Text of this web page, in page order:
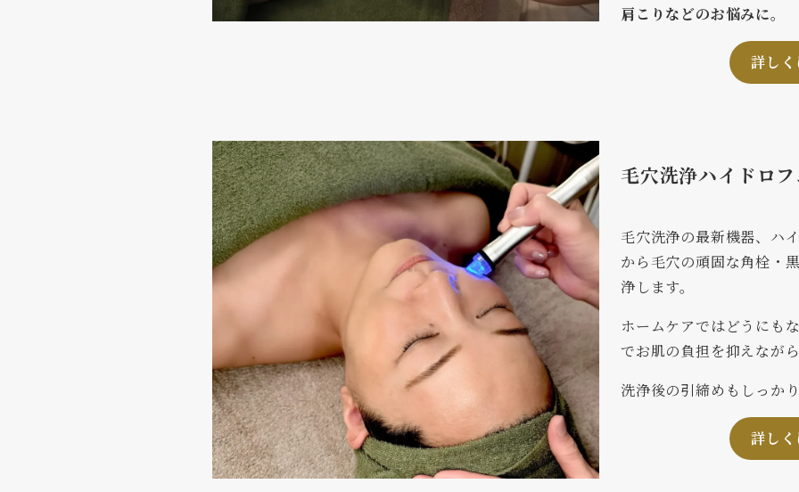
肩こりなどのお悩みに。
詳し
毛穴洗浄ハイドロ
毛穴洗浄の最新機器、ハ
から毛穴の頑固な角栓・
浄します。
ホームケアではどうにも
でお肌の負担を抑えなが
洗浄後の引締めもしっか
詳し